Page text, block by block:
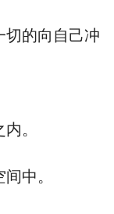
切的向自己冲
。
中。